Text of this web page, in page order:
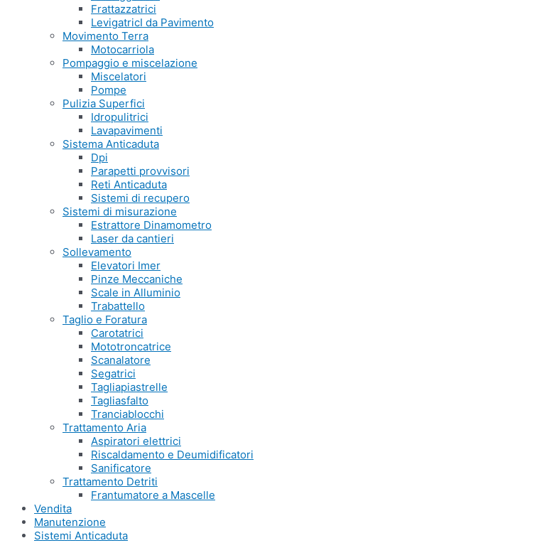
Frattazzatrici
LevigatricI da Pavimento
Movimento Terra
Motocarriola
Pompaggio e miscelazione
Miscelatori
Pompe
Pulizia Superfici
Idropulitrici
Lavapavimenti
Sistema Anticaduta
Dpi
Parapetti provvisori
Reti Anticaduta
Sistemi di recupero
Sistemi di misurazione
Estrattore Dinamometro
Laser da cantieri
Sollevamento
Elevatori Imer
Pinze Meccaniche
Scale in Alluminio
Trabattello
Taglio e Foratura
Carotatrici
Mototroncatrice
Scanalatore
Segatrici
Tagliapiastrelle
Tagliasfalto
Tranciablocchi
Trattamento Aria
Aspiratori elettrici
Riscaldamento e Deumidificatori
Sanificatore
Trattamento Detriti
Frantumatore a Mascelle
Vendita
Manutenzione
Sistemi Anticaduta